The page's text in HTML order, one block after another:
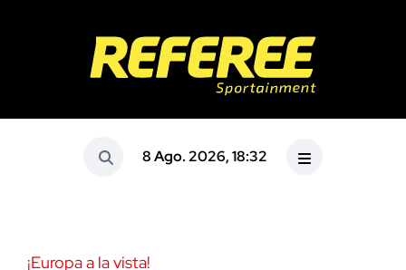
8 Ago. 2026, 18:32
¡Europa a la vista!